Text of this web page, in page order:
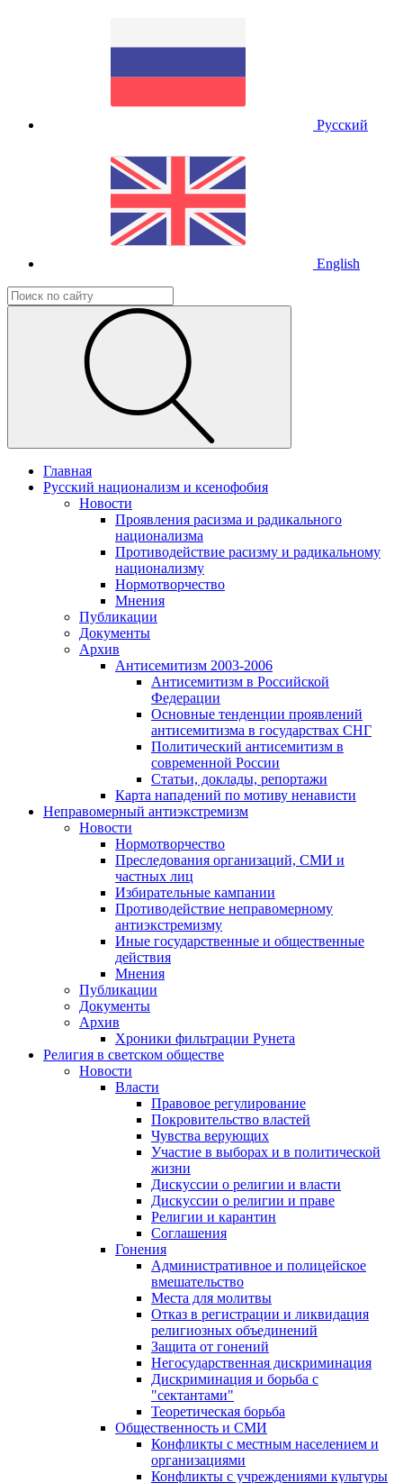
Русский
English
Главная
Русский национализм и ксенофобия
Новости
Проявления расизма и радикального
национализма
Противодействие расизму и радикальному
национализму
Нормотворчество
Мнения
Публикации
Документы
Архив
Антисемитизм 2003-2006
Антисемитизм в Российской
Федерации
Основные тенденции проявлений
антисемитизма в государствах СНГ
Политический антисемитизм в
современной России
Статьи, доклады, репортажи
Карта нападений по мотиву ненависти
Неправомерный антиэкстремизм
Новости
Нормотворчество
Преследования организаций, СМИ и
частных лиц
Избирательные кампании
Противодействие неправомерному
антиэкстремизму
Иные государственные и общественные
действия
Мнения
Публикации
Документы
Архив
Хроники фильтрации Рунета
Религия в светском обществе
Новости
Власти
Правовое регулирование
Покровительство властей
Чувства верующих
Участие в выборах и в политической
жизни
Дискуссии о религии и власти
Дискуссии о религии и праве
Религии и карантин
Соглашения
Гонения
Административное и полицейское
вмешательство
Места для молитвы
Отказ в регистрации и ликвидация
религиозных объединений
Защита от гонений
Негосударственная дискриминация
Дискриминация и борьба с
"сектантами"
Теоретическая борьба
Общественность и СМИ
Конфликты с местным населением и
организациями
Конфликты с учреждениями культуры